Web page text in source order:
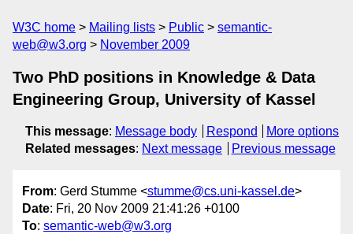
W3C home Mailing lists Public
semantic-
web@w3.org
November 2009
Two PhD positions in Knowledge & Data
Engineering Group, University of Kassel
This message: Message body Respond
More options
Related messages: Next message Previous message
From: Gerd Stumme <stumme@cs.uni-kassel.de>
Date: Fri, 20 Nov 2009 21:41:26 +0100
To: semantic-web@w3.org